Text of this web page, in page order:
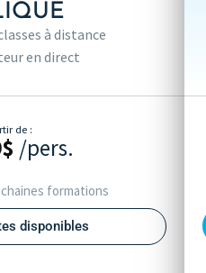
à distance
en direct
de :
$ /pers.
formations
disponibles